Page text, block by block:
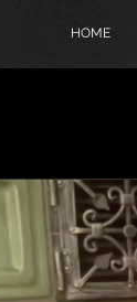
HOME
Tangokolumne
Politik